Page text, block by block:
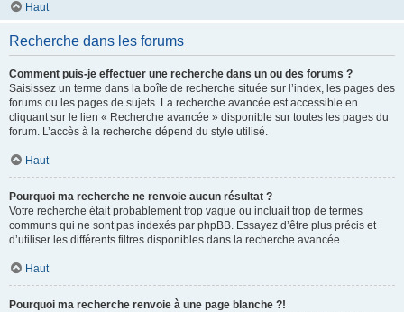
Haut
Recherche dans les forums
Comment puis-je effectuer une recherche dans un ou des forums ?
Saisissez un terme dans la boîte de recherche située sur l’index, les pages des
forums ou les pages de sujets. La recherche avancée est accessible en
cliquant sur le lien « Recherche avancée » disponible sur toutes les pages du
forum. L’accès à la recherche dépend du style utilisé.
Haut
Pourquoi ma recherche ne renvoie aucun résultat ?
Votre recherche était probablement trop vague ou incluait trop de termes
communs qui ne sont pas indexés par phpBB. Essayez d’être plus précis et
d’utiliser les différents filtres disponibles dans la recherche avancée.
Haut
Pourquoi ma recherche renvoie à une page blanche ?!